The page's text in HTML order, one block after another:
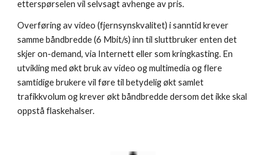
etterspørselen vil selvsagt avhenge av pris.
Overføring av video (fjernsynskvalitet) i sanntid krever
samme båndbredde (6 Mbit/s) inn til sluttbruker enten det
skjer on-demand, via Internett eller som kringkasting. En
utvikling med økt bruk av video og multimedia og flere
samtidige brukere vil føre til betydelig økt samlet
trafikkvolum og krever økt båndbredde dersom det ikke skal
oppstå flaskehalser.